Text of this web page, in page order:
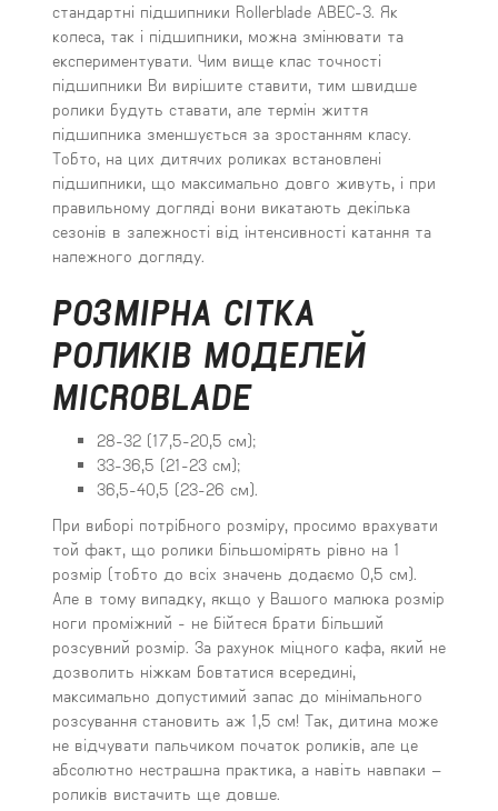
стандартні підшипники Rollerblade ABEC-3. Як
колеса, так і підшипники, можна змінювати та
експериментувати. Чим вище клас точності
підшипники Ви вирішите ставити, тим швидше
ролики будуть ставати, але термін життя
підшипника зменшується за зростанням класу.
Тобто, на цих дитячих роликах встановлені
підшипники, що максимально довго живуть, і при
правильному догляді вони викатають декілька
сезонів в залежності від інтенсивності катання та
належного догляду.
РОЗМІРНА СІТКА
РОЛИКІВ МОДЕЛЕЙ
MICROBLADE
28-32 (17,5-20,5 см);
33-36,5 (21-23 см);
36,5-40,5 (23-26 см).
При виборі потрібного розміру, просимо врахувати
той факт, що ролики більшомірять рівно на 1
розмір (тобто до всіх значень додаємо 0,5 см).
Але в тому випадку, якщо у Вашого малюка розмір
ноги проміжний - не бійтеся брати більший
розсувний розмір. За рахунок міцного кафа, який не
дозволить ніжкам бовтатися всередині,
максимально допустимий запас до мінімального
розсування становить аж 1,5 см! Так, дитина може
не відчувати пальчиком початок роликів, але це
абсолютно нестрашна практика, а навіть навпаки –
роликів вистачить ще довше.